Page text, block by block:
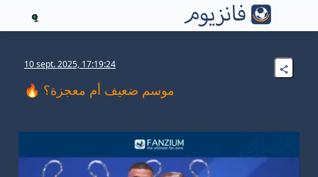
1
10 sept. 2025, 17:19:24
🔥 موسم ضعيف أم معجزة؟